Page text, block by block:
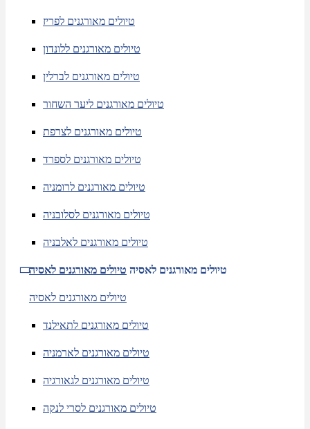
טיולים מאורגנים לפריז
טיולים מאורגנים ללונדון
טיולים מאורגנים לברלין
טיולים מאורגנים ליער השחור
טיולים מאורגנים לצרפת
טיולים מאורגנים לספרד
טיולים מאורגנים לרומניה
טיולים מאורגנים לסלובניה
טיולים מאורגנים לאלבניה
טיולים מאורגנים לאסיה טיולים מאורגנים לאסיה
טיולים מאורגנים לאסיה
טיולים מאורגנים לתאילנד
טיולים מאורגנים לארמניה
טיולים מאורגנים לגאורגיה
טיולים מאורגנים לסרי לנקה